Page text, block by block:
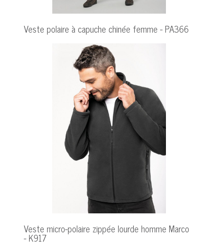
Veste polaire à capuche chinée femme - PA366
Veste micro-polaire zippée lourde homme Marco
- K917